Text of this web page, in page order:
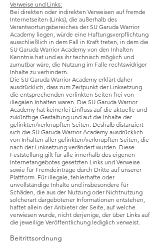
Verweise und Links:
Bei direkten oder indirekten Verweisen auf fremde
Internetseiten (Links), die außerhalb des
Verantwortungsbereiches der SU Garuda Warrior
Academy liegen, würde eine Haftungsverpflichtung
ausschließlich in dem Fall in Kraft treten, in dem die
SU Garuda Warrior Academy von den Inhalten
Kenntnis hat und es ihr technisch möglich und
zumutbar wäre, die Nutzung im Falle rechtswidriger
Inhalte zu verhindern.
Die SU Garuda Warrior Academy erklärt daher
ausdrücklich, dass zum Zeitpunkt der Linksetzung
die entsprechenden verlinkten Seiten frei von
illegalen Inhalten waren. Die SU Garuda Warrior
Academy hat keinerlei Einfluss auf die aktuelle und
zukünftige Gestaltung und auf die Inhalte der
gelinkten/verknüpften Seiten. Deshalb distanziert
sich die SU Garuda Warrior Academy ausdrücklich
von Inhalten aller gelinkten/verknüpften Seiten, die
nach der Linksetzung verändert wurden. Diese
Feststellung gilt für alle innerhalb des eigenen
Internetangebotes gesetzten Links und Verweise
sowie für Fremdeinträge durch Dritte auf unserer
Plattform. Für illegale, fehlerhafte oder
unvollständige Inhalte und insbesondere für
Schäden, die aus der Nutzung oder Nichtnutzung
solcherart dargebotener Informationen entstehen,
haftet allein der Anbieter der Seite, auf welche
verwiesen wurde, nicht derjenige, der über Links auf
die jeweilige Veröffentlichung lediglich verweist.
Beitrittsordnung